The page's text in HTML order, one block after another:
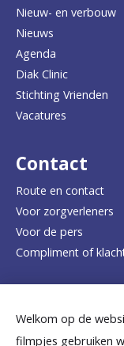
Welkom op de
filmpjes gebruiken
g
n
a
a
d
e
h
o
p
Nieuw- en verbouw
Nieuws
Agenda
Diak Clinic
Stichting Vrienden
Vacatures
Contact
Route en contact
Voor zorgverleners
Voor de pers
Compliment of
Dicht bij jou